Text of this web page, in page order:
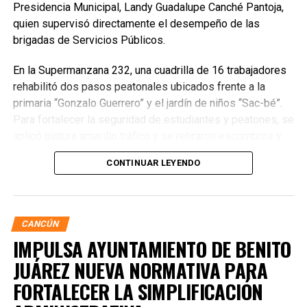
Presidencia Municipal, Landy Guadalupe Canché Pantoja,
quien supervisó directamente el desempeño de las
brigadas de Servicios Públicos.
En la Supermanzana 232, una cuadrilla de 16 trabajadores
rehabilitó dos pasos peatonales ubicados frente a la
primaria “Gonzalo Guerrero” y el jardín de niños “Sac-bé”.
Para fortalecer la seguridad de estudiantes y peatones, se
residuos vegetales acumulados en la zona. Estas
acciones buscan garantizar entornos escolares más
CONTINUAR LEYENDO
CANCÚN
IMPULSA AYUNTAMIENTO DE BENITO
JUÁREZ NUEVA NORMATIVA PARA
FORTALECER LA SIMPLIFICACIÓN